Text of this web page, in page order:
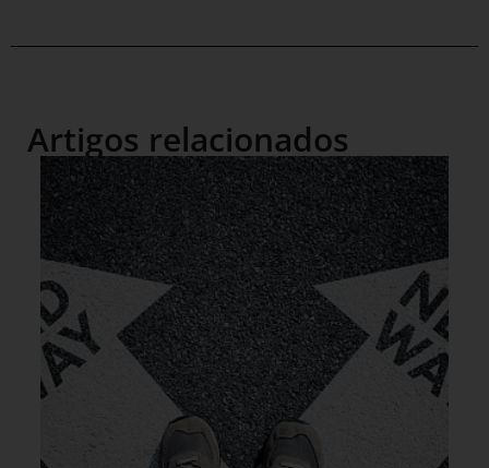
Artigos relacionados